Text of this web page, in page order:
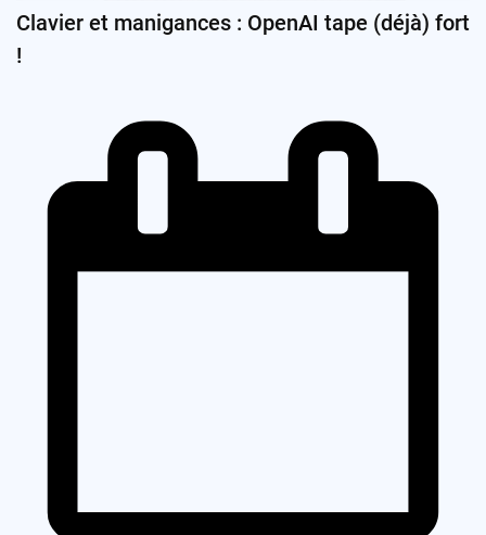
Clavier et manigances : OpenAI tape (déjà) fort
!